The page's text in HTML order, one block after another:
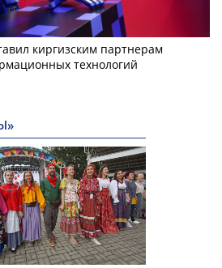
киргизским партнерам
технологий